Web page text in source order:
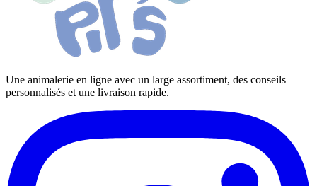
Une animalerie en ligne avec un large assortiment, des conseils
personnalisés et une livraison rapide.